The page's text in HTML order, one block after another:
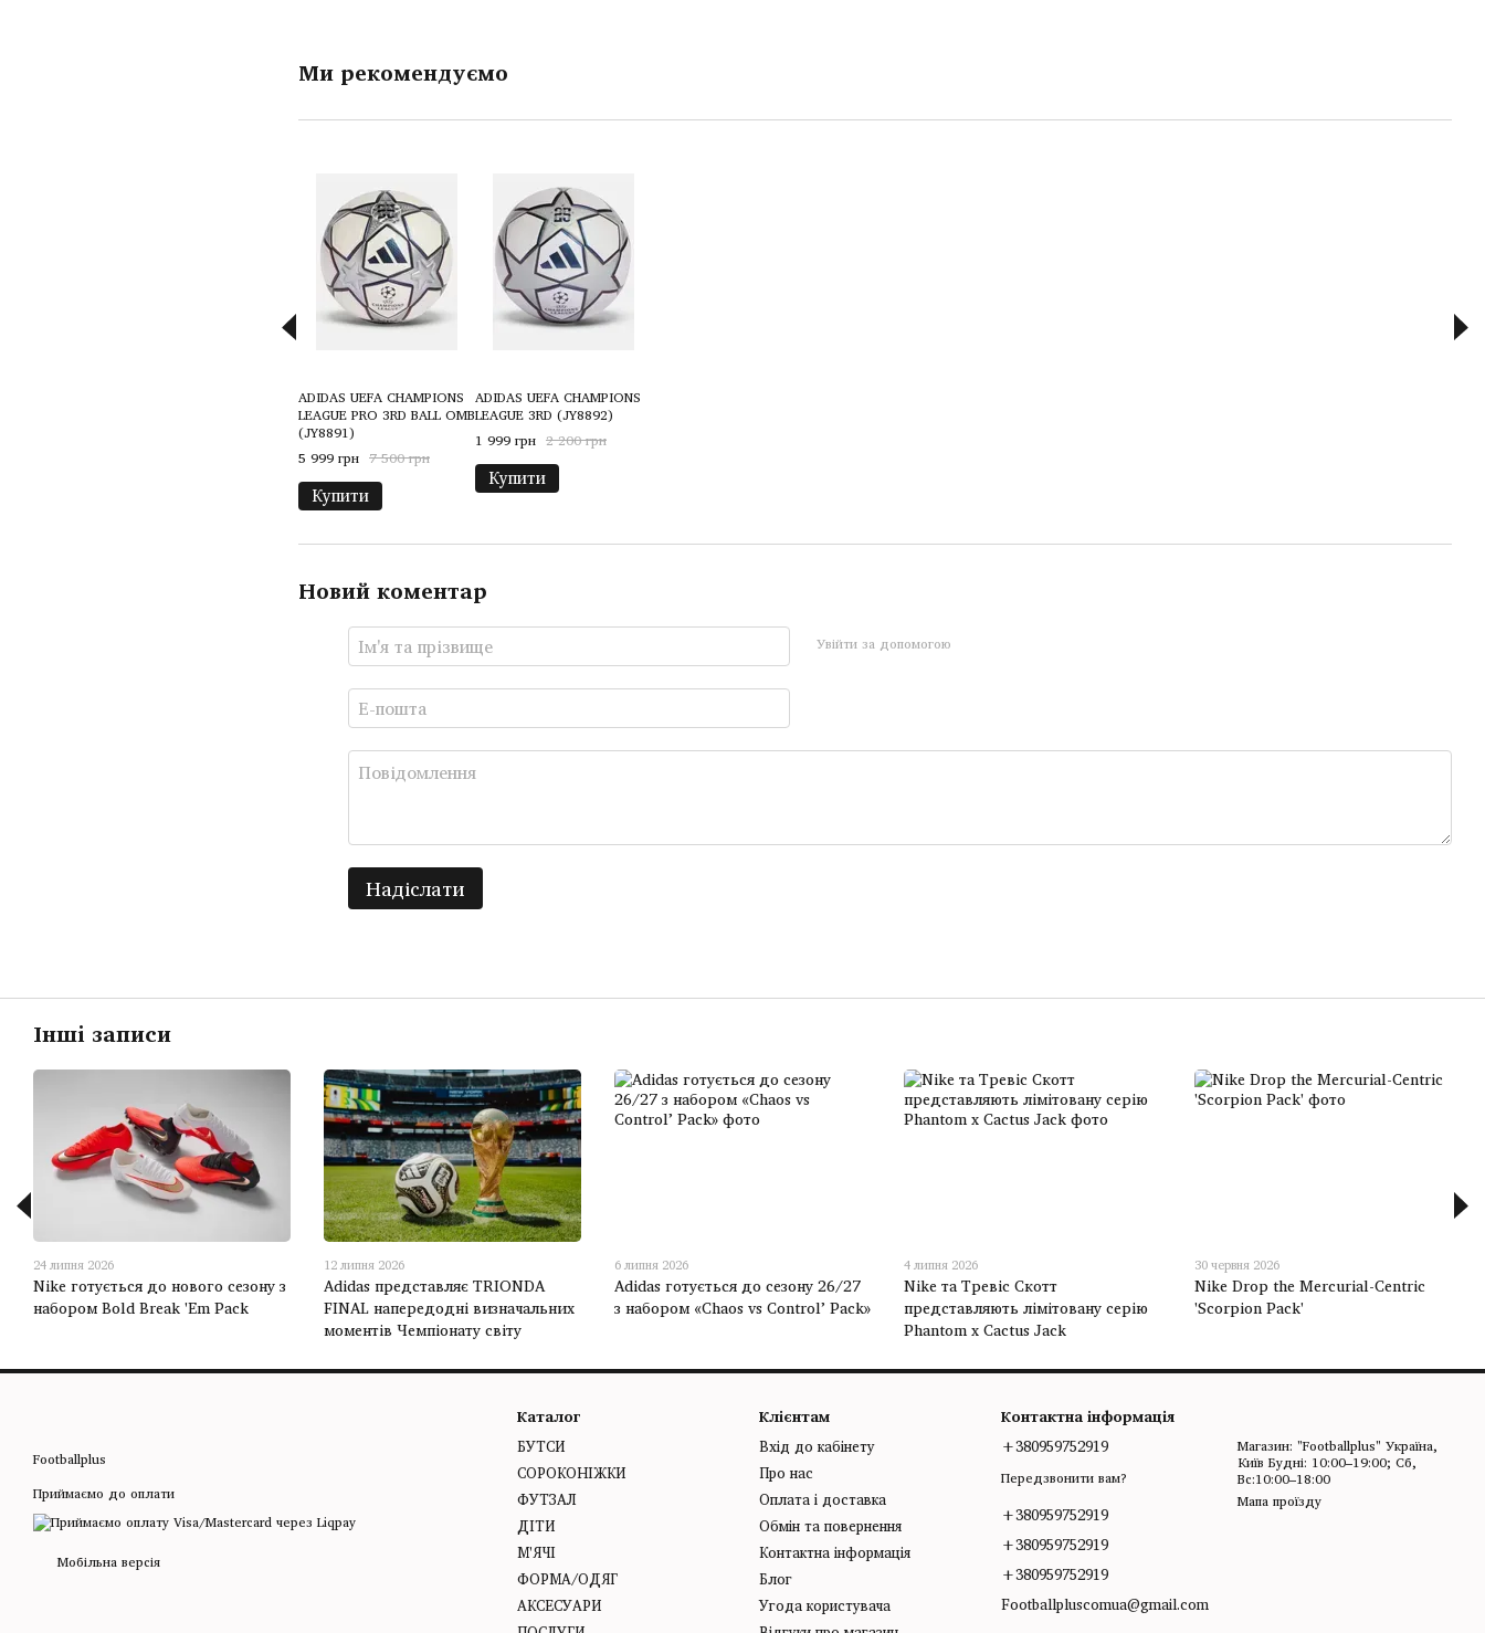
Ми рекомендуємо
ADIDAS UEFA CHAMPIONS
LEAGUE PRO 3RD BALL OMB
(JY8891)
5 999 грн 7 500 грн
Купити
ADIDAS UEFA CHAMPIONS
LEAGUE 3RD (JY8892)
1 999 грн 2 200 грн
Купити
Новий коментар
Увійти за допомогою
Надіслати
Інші записи
24 липня 2026
Nike готується до нового сезону з
набором Bold Break 'Em Pack
12 липня 2026
Adidas представляє TRIONDA
FINAL напередодні визначальних
моментів Чемпіонату світу
6 липня 2026
Adidas готується до сезону 26/27
з набором «Chaos vs Control’ Pack»
4 липня 2026
Nike та Тревіс Скотт
представляють лімітовану серію
Phantom x Cactus Jack
30 червня 2026
Nike Drop the Mercurial-Centric
'Scorpion Pack'
Footballplus
Приймаємо до оплати
Мобільна версія
Каталог
БУТСИ
СОРОКОНІЖКИ
ФУТЗАЛ
ДІТИ
М'ЯЧІ
ФОРМА/ОДЯГ
АКСЕСУАРИ
Клієнтам
Вхід до кабінету
Про нас
Оплата і доставка
Обмін та повернення
Контактна інформація
Блог
Угода користувача
Контактна інформація
+380959752919
Передзвонити вам?
+380959752919
+380959752919
+380959752919
Footballpluscomua@gmail.com
Магазин: "Footballplus" Україна,
Київ Будні: 10:00–19:00; Сб,
Вс:10:00–18:00
Мапа проїзду